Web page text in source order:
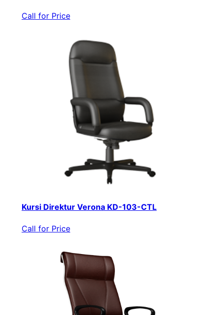
Call for Price
Kursi Direktur Verona KD-103-CTL
Call for Price